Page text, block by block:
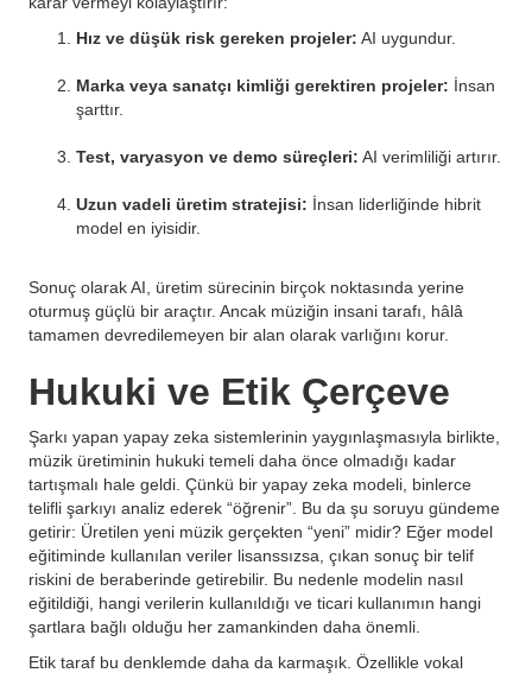
Hız ve düşük risk gereken projeler: AI uygundur.
Marka veya sanatçı kimliği gerektiren projeler: İnsan
şarttır.
Test, varyasyon ve demo süreçleri: AI verimliliği artırır.
Uzun vadeli üretim stratejisi: İnsan liderliğinde hibrit
model en iyisidir.
Sonuç olarak AI, üretim sürecinin birçok noktasında yerine
oturmuş güçlü bir araçtır. Ancak müziğin insani tarafı, hâlâ
tamamen devredilemeyen bir alan olarak varlığını korur.
Hukuki ve Etik Çerçeve
Şarkı yapan yapay zeka sistemlerinin yaygınlaşmasıyla birlikte,
müzik üretiminin hukuki temeli daha önce olmadığı kadar
tartışmalı hale geldi. Çünkü bir yapay zeka modeli, binlerce
telifli şarkıyı analiz ederek “öğrenir”. Bu da şu soruyu gündeme
getirir: Üretilen yeni müzik gerçekten “yeni” midir? Eğer model
eğitiminde kullanılan veriler lisanssızsa, çıkan sonuç bir telif
riskini de beraberinde getirebilir. Bu nedenle modelin nasıl
eğitildiği, hangi verilerin kullanıldığı ve ticari kullanımın hangi
şartlara bağlı olduğu her zamankinden daha önemli.
Etik taraf bu denklemde daha da karmaşık. Özellikle vokal